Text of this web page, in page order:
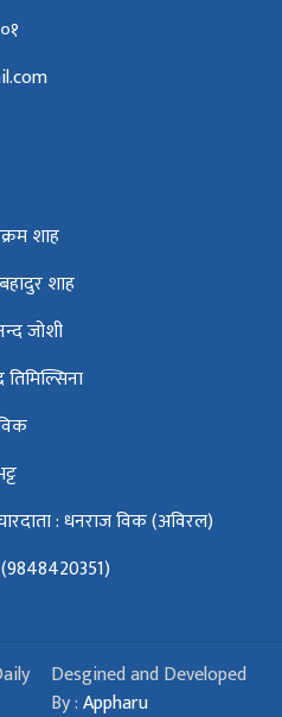
शाह
शाह
जोशी
: धनराज विक (अविरल)
Desgined and Developed
By :Appharu